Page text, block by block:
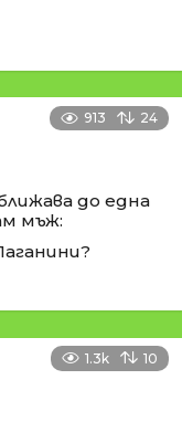
913 24
до една
мъж:
1.3k 10